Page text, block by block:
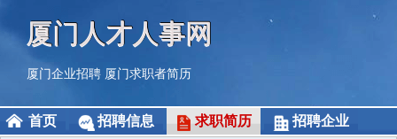
厦门人才人事网
厦门企业招聘 厦门求职者简历
首页 招聘信息 求职简历 招聘企业